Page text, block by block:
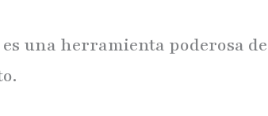
una herramienta poderosa de